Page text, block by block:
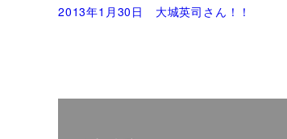
2013年1月30日 大城英司さん！！